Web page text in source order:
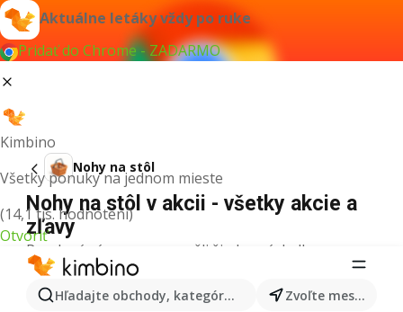
Aktuálne letáky vždy po ruke
Pridať do Chrome - ZADARMO
Kimbino
Všetky ponuky na jednom mieste
(14,1 tis. hodnotení)
Otvoriť
Hľadajte obchody, kategórie, produkty... Zvoľte mesto
Nohy na stôl
Nohy na stôl v akcii - všetky akcie a
zľavy
Pre daný výraz sme nenašli žiadne výsledky.
Ďalšie letáky z kategórie